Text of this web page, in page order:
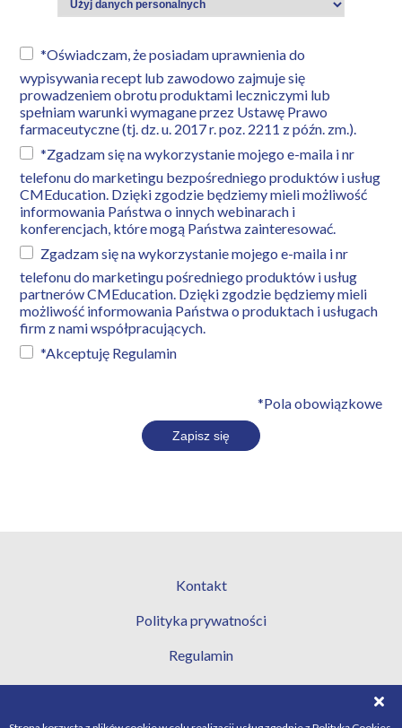
*Oświadczam, że posiadam uprawnienia do
wypisywania recept lub zawodowo zajmuje się
prowadzeniem obrotu produktami leczniczymi lub
spełniam warunki wymagane przez Ustawę Prawo
farmaceutyczne (tj. dz. u. 2017 r. poz. 2211 z późn. zm.).
*Zgadzam się na wykorzystanie mojego e-maila i nr
telefonu do marketingu bezpośredniego produktów i usług
CMEducation. Dzięki zgodzie będziemy mieli możliwość
informowania Państwa o innych webinarach i
konferencjach, które mogą Państwa zainteresować.
Zgadzam się na wykorzystanie mojego e-maila i nr
telefonu do marketingu pośredniego produktów i usług
partnerów CMEducation. Dzięki zgodzie będziemy mieli
możliwość informowania Państwa o produktach i usługach
firm z nami współpracujących.
*Akceptuję Regulamin
*Pola obowiązkowe
Zapisz się
Kontakt
Polityka prywatności
Regulamin